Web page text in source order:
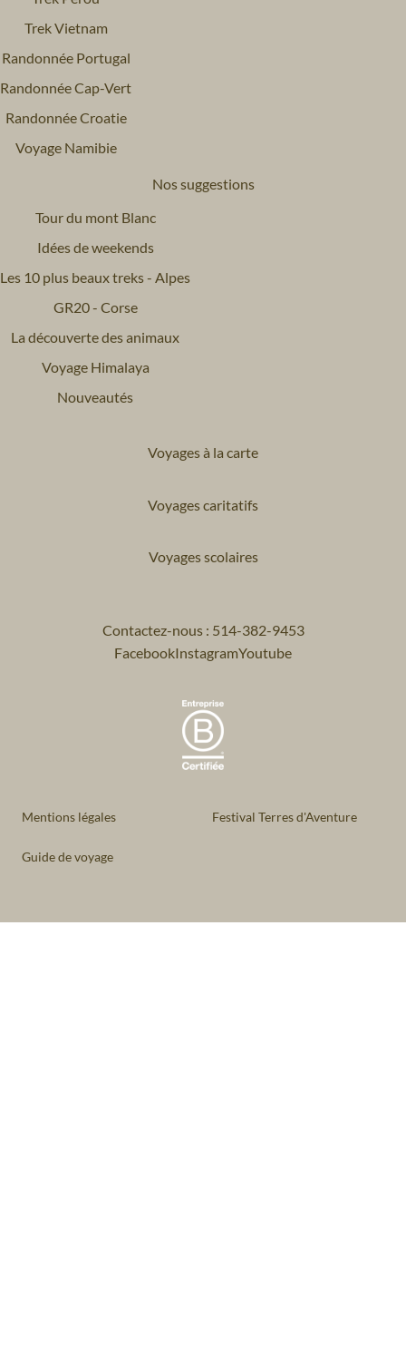
Trek Vietnam
Randonnée Portugal
Randonnée Cap-Vert
Randonnée Croatie
Voyage Namibie
Nos suggestions
Tour du mont Blanc
Idées de weekends
Les 10 plus beaux treks - Alpes
GR20 - Corse
La découverte des animaux
Voyage Himalaya
Nouveautés
Voyages à la carte
Voyages caritatifs
Voyages scolaires
Contactez-nous : 514-382-9453
FacebookInstagramYoutube
Mentions légales Festival Terres d'Aventure
Guide de voyage